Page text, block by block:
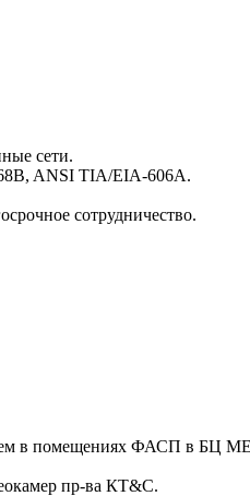
сети.
ANSI TIA/EIA-606A.
сотрудничество.
в помещениях ФАСП в БЦ
пр-ва КТ&С.